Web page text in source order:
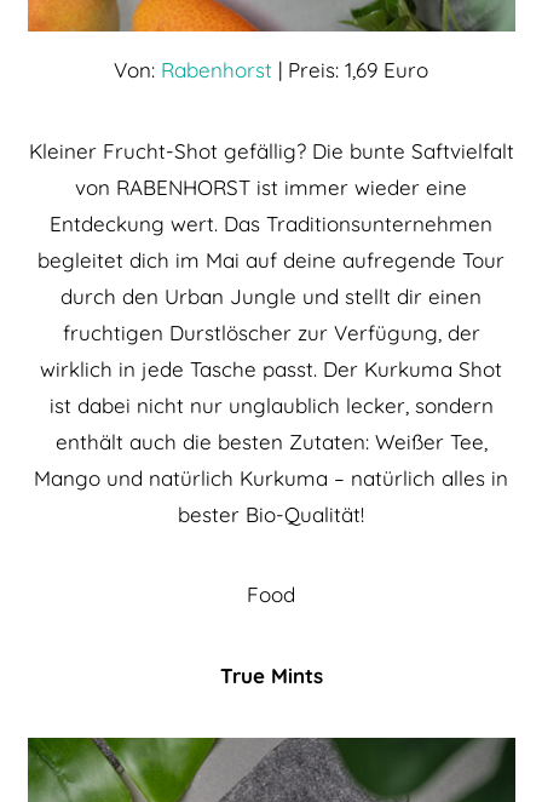
Von: Rabenhorst | Preis: 1,69 Euro
Kleiner Frucht-Shot gefällig? Die bunte Saftvielfalt
von RABENHORST ist immer wieder eine
Entdeckung wert. Das Traditionsunternehmen
begleitet dich im Mai auf deine aufregende Tour
durch den Urban Jungle und stellt dir einen
fruchtigen Durstlöscher zur Verfügung, der
wirklich in jede Tasche passt. Der Kurkuma Shot
ist dabei nicht nur unglaublich lecker, sondern
enthält auch die besten Zutaten: Weißer Tee,
Mango und natürlich Kurkuma – natürlich alles in
bester Bio-Qualität!
Food
True Mints